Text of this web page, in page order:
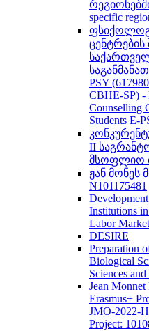
specific
ცენტრების
PSY
CBHE-SP) -
Counselling
Students E-
II
მსოფლიო
ჟან მონეს
N101175481
Institutions
Labor
DESIRE
Preparation
Biological
Sciences
Jean
Erasmus+
JMO-2022-
Project: